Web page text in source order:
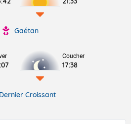
Gaétan
Coucher
17:38
Dernier Croissant